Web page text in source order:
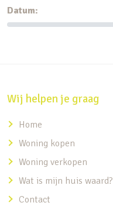
Datum:
Wij helpen je graag
Home
Woning kopen
Woning verkopen
Wat is mijn huis waard?
Contact